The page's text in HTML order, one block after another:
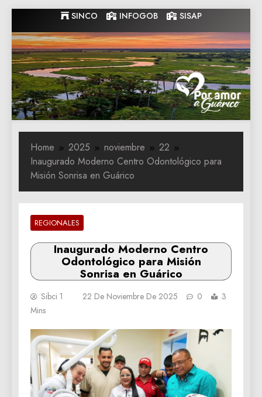
to
content
SINCO INFOGOB SISAP
Gobernacion
de Guarico
Gobernacion de Guarico
Home 2025 noviembre
22
Inaugurado Moderno Centro Odontológico para
Misión Sonrisa en Guárico
REGIONALES
Inaugurado Moderno Centro
Odontológico para Misión
Sonrisa en Guárico
Sibci 1 22 De Noviembre De 2025 0
3
Mins